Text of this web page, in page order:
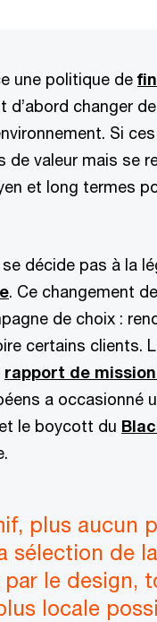
une politique de
changer
Si
de valeur mais se
et long termes
décide pas à la
. Ce changement
de choix :
certains clients.
rapport de
a occasionné
le boycott du
plus aucun
sélection de
par le design,
locale